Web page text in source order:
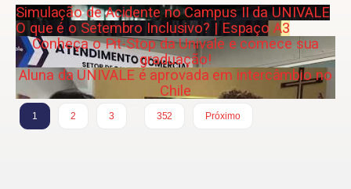
Simulação de Acidente no Campus II da UNIVALE
O que é o Setembro Inclusivo? | Espaço A3
Conheça o Pit-Stop da Univale e comece sua
graduação!
Aluna da UNIVALE é aprovada em intercâmbio no
Chile
1 2 3
352
Próximo